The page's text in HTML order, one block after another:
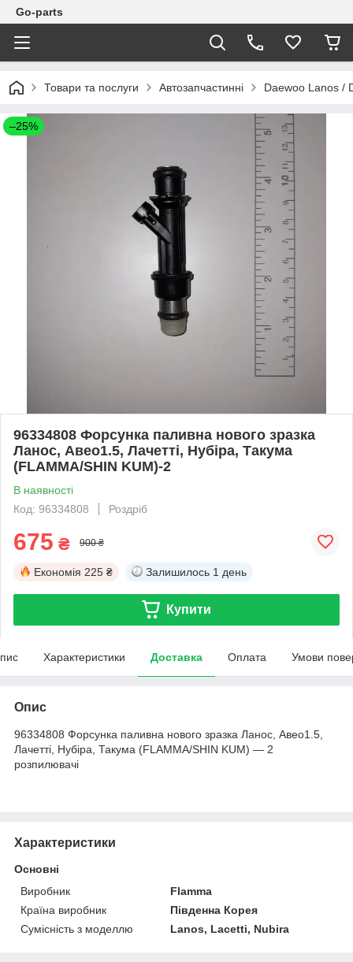
Go-parts
Товари та послуги Автозапчастинні Daewoo Lanos /
–25%
96334808 Форсунка паливна нового зразка
Ланос, Авео1.5, Лачетті, Нубіра, Такума
(FLAMMA/SHIN KUM)-2
В наявності
Код: 96334808
Роздріб
675 ₴ 900 ₴
Економія 225 ₴ Залишилось 1 день
Купити
Характеристики Доставка Оплата Умови
Опис
96334808 Форсунка паливна нового зразка Ланос, Авео1.5,
Лачетті, Нубіра, Такума (FLAMMA/SHIN KUM) — 2
розпилювачі
Характеристики
Основні
Виробник
Flamma
Країна виробник
Південна Корея
Сумісність з моделлю
Lanos, Lacetti, Nubira